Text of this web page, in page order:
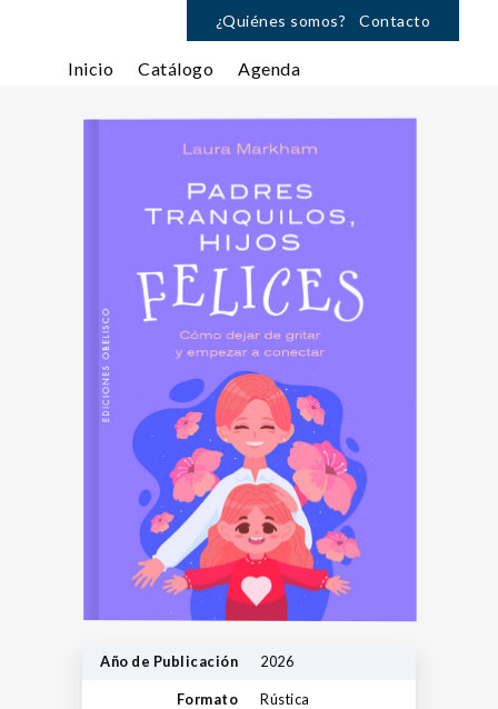
¿Quiénes somos? Contacto
Inicio Catálogo Agenda
Año de Publicación 2026
Formato Rústica